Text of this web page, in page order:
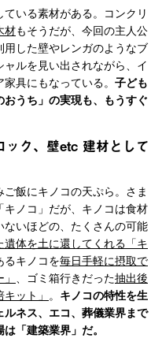
いる素材がある。コンクリ
材もそうだが、今回の主人公
した壁やレンガのようなブ
ルを見い出されながら、イ
具にもなっている。 子ども
うち」の実現も、もうすぐ
ク、壁etc 建材として
飯にキノコの天ぷら。さま
ノコ」だが、キノコは食材
いほどの、たくさんの可能
遺体を土に還してくれる「キ
るキノコを毎日手軽に摂取で
、ゴミ箱行きだった抽出後
ット」 。 キノコの特性を生
ネス、エコ、葬儀業界まで
「建築業界」だ。